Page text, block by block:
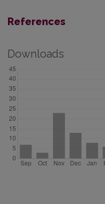
References
Downloads